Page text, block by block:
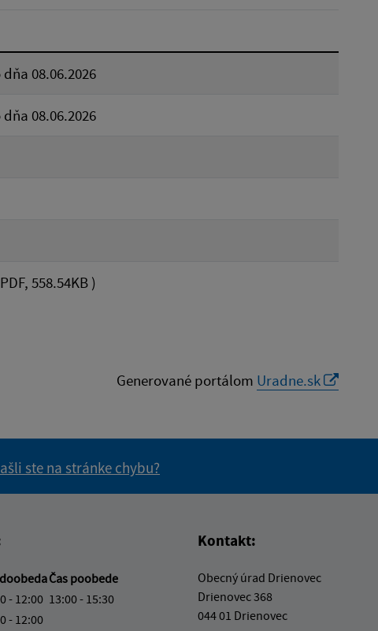
08.06.2026
08.06.2026
558.54KB )
Generované portálom Uradne.sk
ste na stránke chybu?
Čas poobede
- 12:00 13:00 - 15:30
- 12:00
Kontakt:
Obecný úrad Drienovec
Drienovec 368
044 01 Drienovec